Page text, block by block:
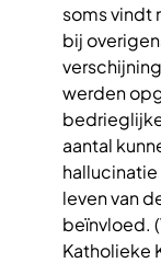
soms vindt
bij
werden
aantal
leven van
beïnvloed.
Katholieke